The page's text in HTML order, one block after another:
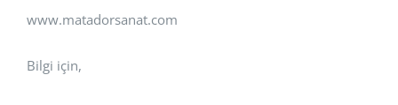
www.matadorsanat.com
Bilgi için,